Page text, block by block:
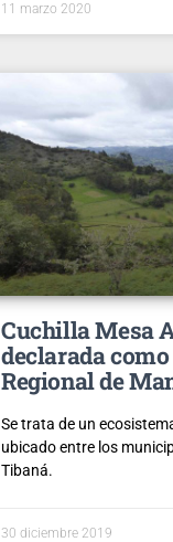
11 marzo 2020
Cuchilla Mesa
declarada
Regional de
Se trata de un
ubicado entre los
Tibaná.
30 diciembre 2019